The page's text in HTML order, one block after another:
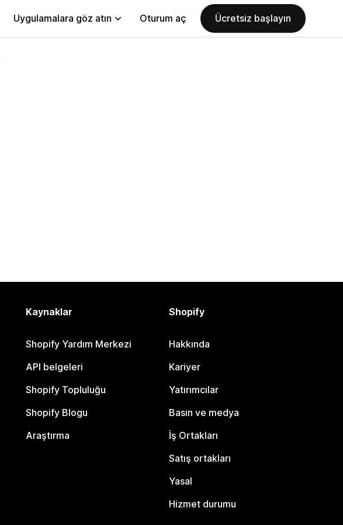
Uygulamalara göz atın Oturum aç Ücretsiz başlayın
Kaynaklar
Shopify Yardım Merkezi
API belgeleri
Shopify Topluluğu
Shopify Blogu
Araştırma
Shopify
Hakkında
Kariyer
Yatırımcılar
Basın ve medya
İş Ortakları
Satış ortakları
Yasal
Hizmet durumu